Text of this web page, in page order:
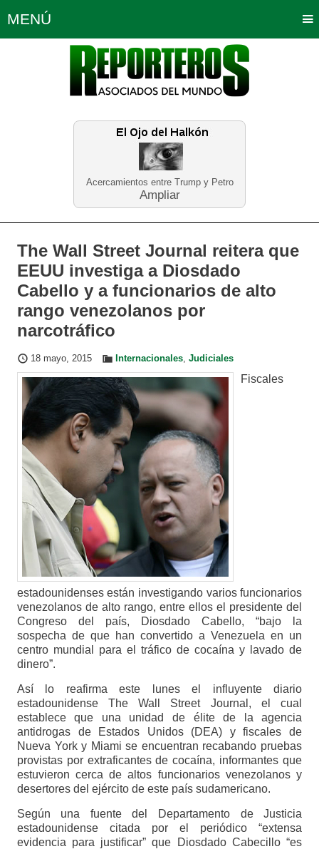
Acercamientos entre Trump y Petro
Ampliar
MENÚ
Política Opinión Bogotá
Planeta Tierra Deportes
Educación Neira
The Wall Street Journal reitera que
EEUU investiga a Diosdado
Cabello y a funcionarios de alto
rango venezolanos por
narcotráfico
18 mayo, 2015 Internacionales, Judiciales
Fiscales
estadounidenses están investigando varios funcionarios
venezolanos de alto rango, entre ellos el presidente del
Congreso del país, Diosdado Cabello, “bajo la
sospecha de que han convertido a Venezuela en un
centro mundial para el tráfico de cocaína y lavado de
dinero”.
Así lo reafirma este lunes el influyente diario
estadounidense The Wall Street Journal, el cual
establece que una unidad de élite de la agencia
antidrogas de Estados Unidos (DEA) y fiscales de
Nueva York y Miami se encuentran recabando pruebas
provistas por extraficantes de cocaína, informantes que
estuvieron cerca de altos funcionarios venezolanos y
desertores del ejército de este país sudamericano.
Según una fuente del Departamento de Justicia
estadounidense citada por el periódico “extensa
evidencia para justificar” que Diosdado Cabecillo “es